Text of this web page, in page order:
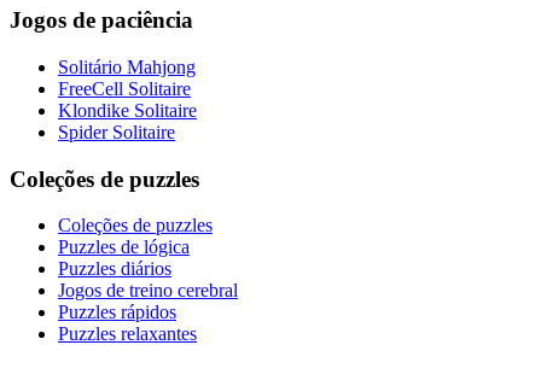
Jogos de paciência
Solitário Mahjong
FreeCell Solitaire
Klondike Solitaire
Spider Solitaire
Coleções de puzzles
Coleções de puzzles
Puzzles de lógica
Puzzles diários
Jogos de treino cerebral
Puzzles rápidos
Puzzles relaxantes